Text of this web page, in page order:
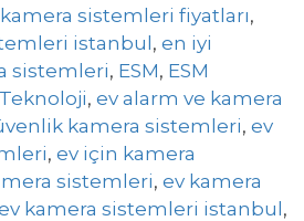
sistemleri fiyatları,
istanbul, en iyi
sistemleri, ESM, ESM
, ev alarm ve kamera
kamera sistemleri, ev
, ev için kamera
sistemleri, ev kamera
kamera sistemleri istanbul,